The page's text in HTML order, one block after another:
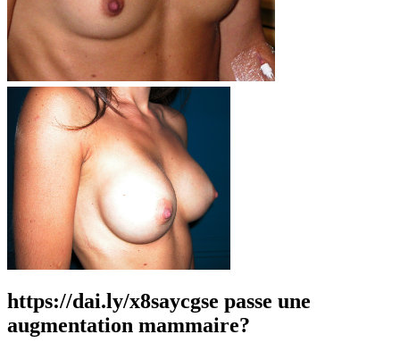
https://dai.ly/x8saycgse passe une
augmentation mammaire?